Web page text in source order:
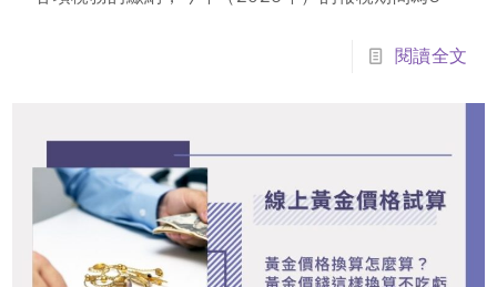
一營業日）。面對接踵而來的稅單，如果剛好遇到手
頭現金吃緊、資金卡關，稅金繳不出來怎麼辦？千萬
閱讀全文